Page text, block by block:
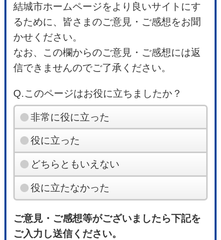
結城市ホームページをより良いサイトにす
るために、皆さまのご意見・ご感想をお聞
かせください。
なお、この欄からのご意見・ご感想には返
信できませんのでご了承ください。
Q.このページはお役に立ちましたか？
非常に役に立った
役に立った
どちらともいえない
役に立たなかった
ご意見・ご感想等がございましたら下記を
ご入力し送信ください。